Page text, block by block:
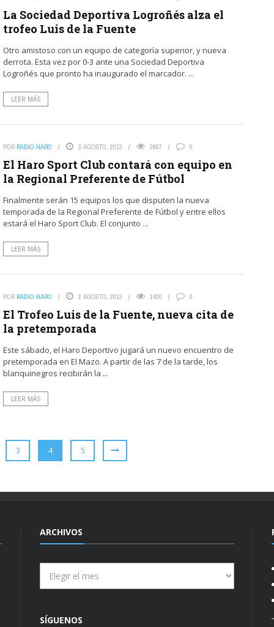
La Sociedad Deportiva Logroñés alza el
trofeo Luis de la Fuente
Otro amistoso con un equipo de categoría superior, y nueva
derrota. Esta vez por 0-3 ante una Sociedad Deportiva
Logroñés que pronto ha inaugurado el marcador. ...
LEER MÁS
POR RADIO HARO 3 AGOSTO, 2013 2687 0
El Haro Sport Club contará con equipo en
la Regional Preferente de Fútbol
Finalmente serán 15 equipos los que disputen la nueva
temporada de la Regional Preferente de Fútbol y entre ellos
estará el Haro Sport Club. El conjunto ...
LEER MÁS
POR RADIO HARO 2 AGOSTO, 2013 1420 0
El Trofeo Luis de la Fuente, nueva cita de
la pretemporada
Este sábado, el Haro Deportivo jugará un nuevo encuentro de
pretemporada en El Mazo. A partir de las 7 de la tarde, los
blanquinegros recibirán la ...
LEER MÁS
3 4 5
ARCHIVOS
SÍGUENOS